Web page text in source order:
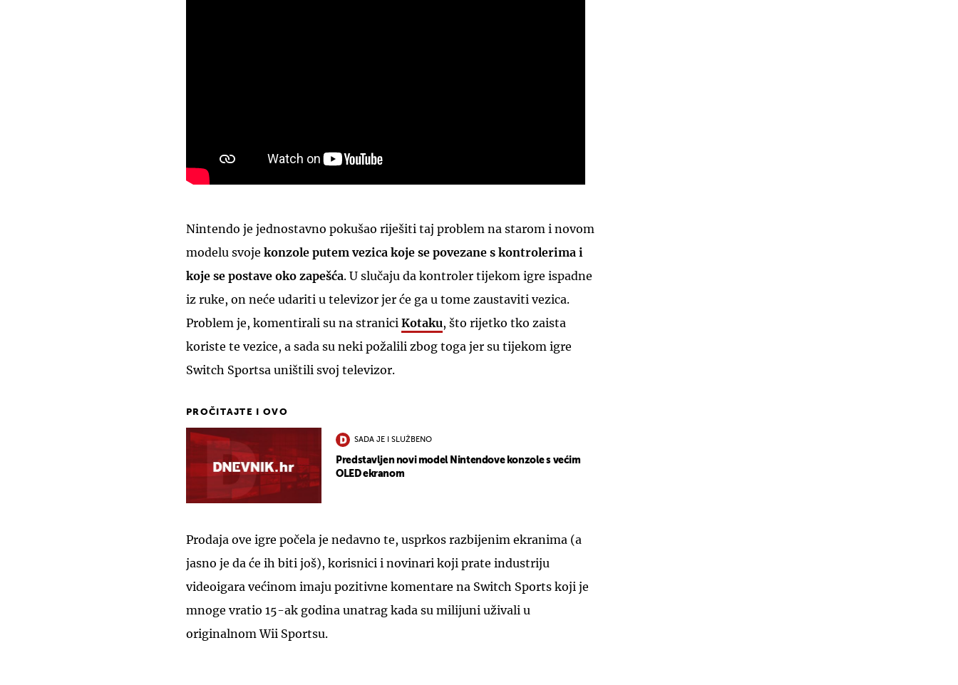
Nintendo je jednostavno pokušao riješiti taj problem na starom i novom
modelu svoje konzole putem vezica koje se povezane s kontrolerima i
koje se postave oko zapešća. U slučaju da kontroler tijekom igre ispadne
iz ruke, on neće udariti u televizor jer će ga u tome zaustaviti vezica.
Problem je, komentirali su na stranici Kotaku, što rijetko tko zaista
koriste te vezice, a sada su neki požalili zbog toga jer su tijekom igre
Switch Sportsa uništili svoj televizor.
PROČITAJTE I OVO
SADA JE I SLUŽBENO
Predstavljen novi model Nintendove konzole s većim
OLED ekranom
Prodaja ove igre počela je nedavno te, usprkos razbijenim ekranima (a
jasno je da će ih biti još), korisnici i novinari koji prate industriju
videoigara većinom imaju pozitivne komentare na Switch Sports koji je
mnoge vratio 15-ak godina unatrag kada su milijuni uživali u
originalnom Wii Sportsu.